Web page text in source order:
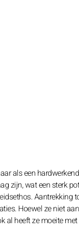
als een
zijn, wat een sterk
Aantrekking
Hoewel ze niet
al heeft ze moeite